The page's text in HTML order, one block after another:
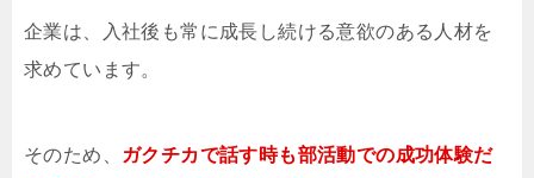
企業は、入社後も常に成長し続ける意欲のある人材を
求めています。
そのため、 ガクチカで話す時も部活動での成功体験だ